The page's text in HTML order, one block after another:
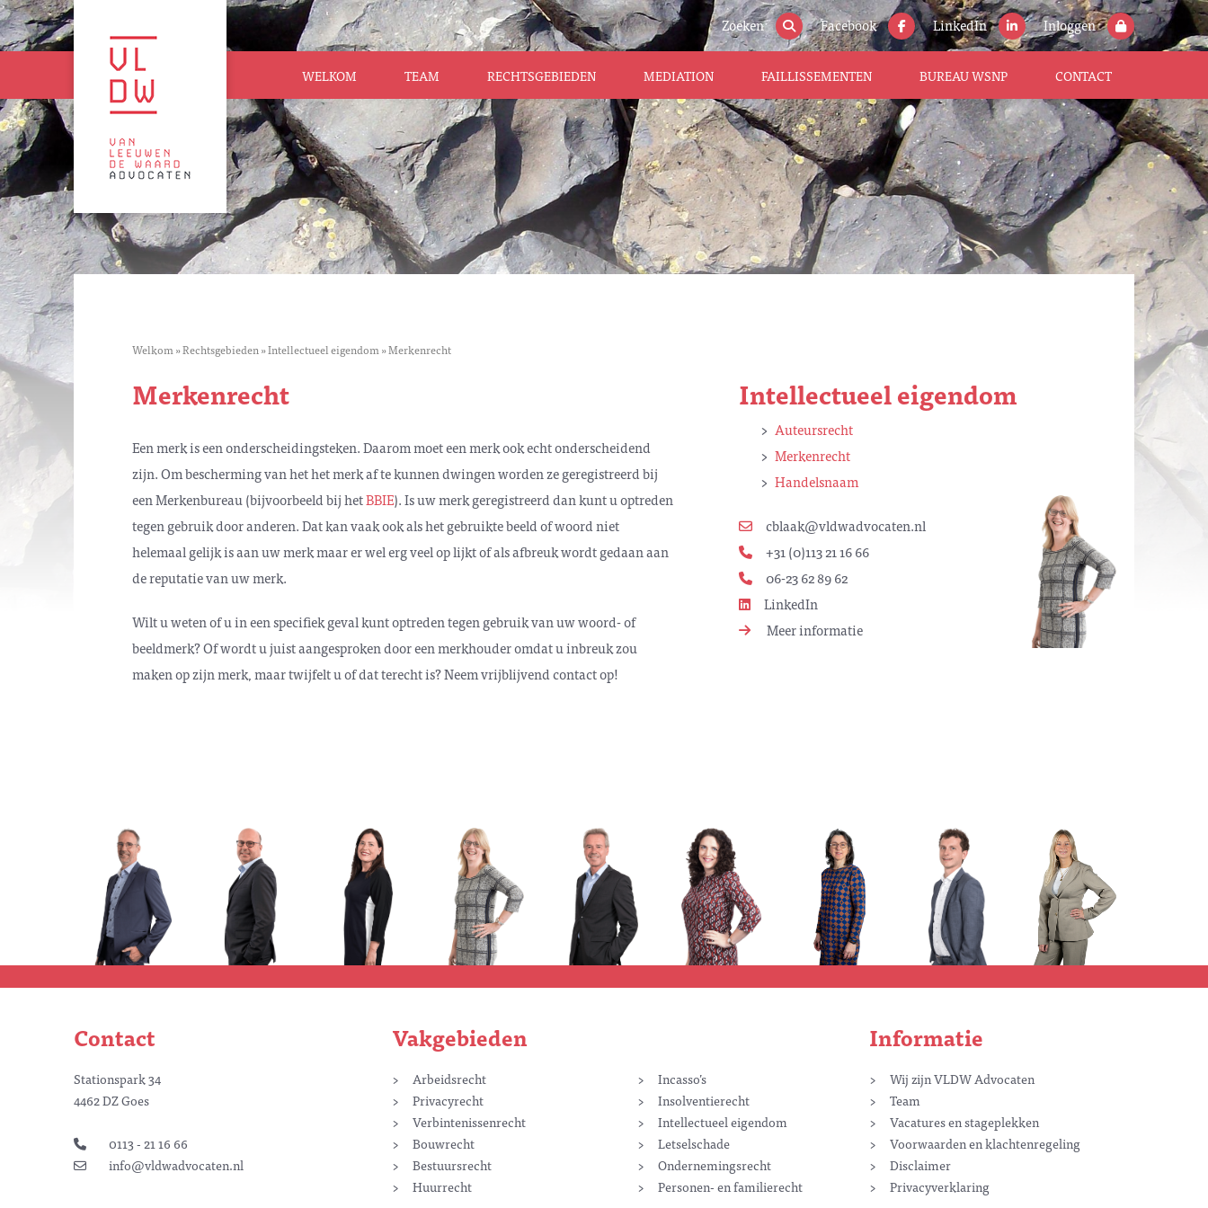
Zoeken Facebook LinkedIn Inloggen
WELKOM TEAM RECHTSGEBIEDEN MEDIATION FAILLISSEMENTEN BUREAU WSNP CONTACT
Welkom»Rechtsgebieden»Intellectueel eigendom»Merkenrecht
Intellectueel eigendom
Auteursrecht
Merkenrecht
Handelsnaam
cblaak@vldwadvocaten.nl
+31 (0)113 21 16 66
06-23 62 89 62
LinkedIn
Meer informatie
Merkenrecht
Een merk is een onderscheidingsteken. Daarom moet een merk ook echt onderscheidend
zijn. Om bescherming van het het merk af te kunnen dwingen worden ze geregistreerd bij
een Merkenbureau (bijvoorbeeld bij hetBBIE). Is uw merk geregistreerd dan kunt u optreden
tegen gebruik door anderen. Dat kan vaak ook als het gebruikte beeld of woord niet
helemaal gelijk is aan uw merk maar er wel erg veel op lijkt of als afbreuk wordt gedaan aan
de reputatie van uw merk.
Wilt u weten of u in een specifiek geval kunt optreden tegen gebruik van uw woord- of
beeldmerk? Of wordt u juist aangesproken door een merkhouder omdat u inbreuk zou
maken op zijn merk, maar twijfelt u of dat terecht is? Neem vrijblijvend contact op!
Contact
Stationspark 34
4462 DZ Goes
0113 - 21 16 66
info@vldwadvocaten.nl
Vakgebieden
Arbeidsrecht
Privacyrecht
Verbintenissenrecht
Bouwrecht
Bestuursrecht
Huurrecht
Incasso’s
Insolventierecht
Intellectueel eigendom
Letselschade
Ondernemingsrecht
Personen- en familierecht
Informatie
Wij zijn VLDW Advocaten
Team
Vacatures en stageplekken
Voorwaarden en klachtenregeling
Disclaimer
Privacyverklaring